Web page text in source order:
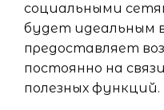
социальными
будет идеальным
предоставляет
постоянно на
полезных функций.